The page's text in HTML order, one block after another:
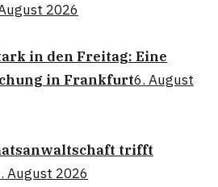
2026
in den Freitag: Eine
in Frankfurt6. August
trifft
August 2026